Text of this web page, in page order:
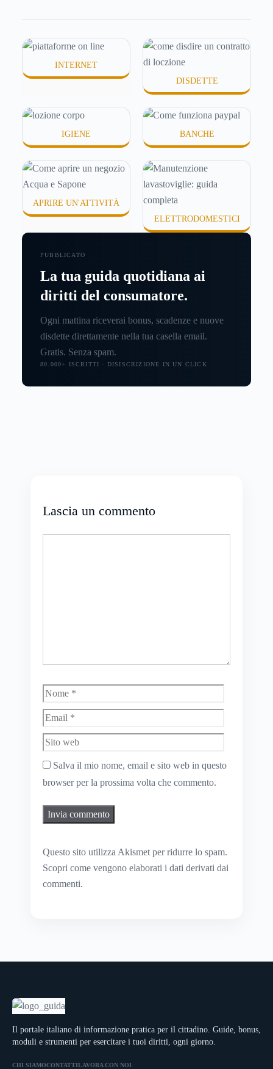
o difficili da assorbire.
INTERNET
DISDETTE
IGIENE BANCHE
APRIRE UN'ATTIVITÀ
ELETTRODOMESTICI
PUBBLICATO
La tua guida quotidiana ai
diritti del consumatore.
Ogni mattina riceverai bonus, scadenze e nuove
disdette direttamente nella tua casella email.
Gratis. Senza spam.
80.000+ ISCRITTI · DISISCRIZIONE IN UN CLICK
Lascia un commento
Nome
web
Salva il mio nome, email e sito web in questo
browser per la prossima volta che commento.
Questo sito utilizza Akismet per ridurre lo spam.
Scopri come vengono elaborati i dati derivati dai
commenti.
Il portale italiano di informazione pratica per il cittadino. Guide, bonus,
moduli e strumenti per esercitare i tuoi diritti, ogni giorno.
CHI SIAMOCONTATTI LAVORA CON NOI